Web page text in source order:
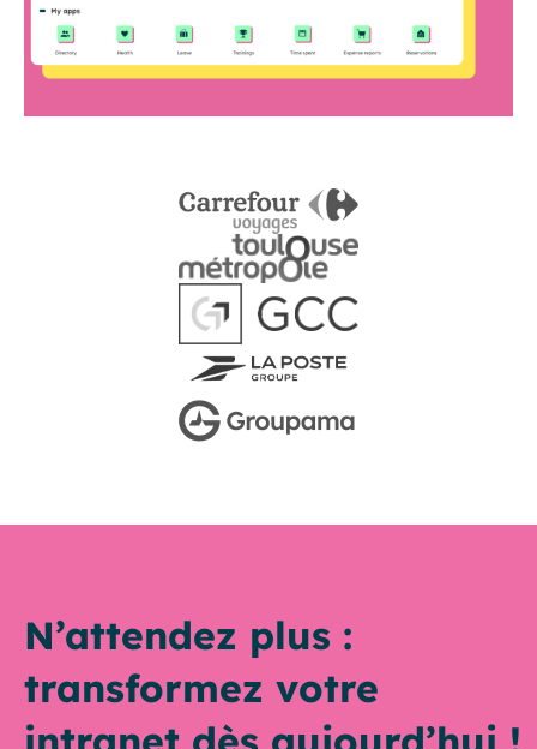
N’attendez plus :
transformez votre